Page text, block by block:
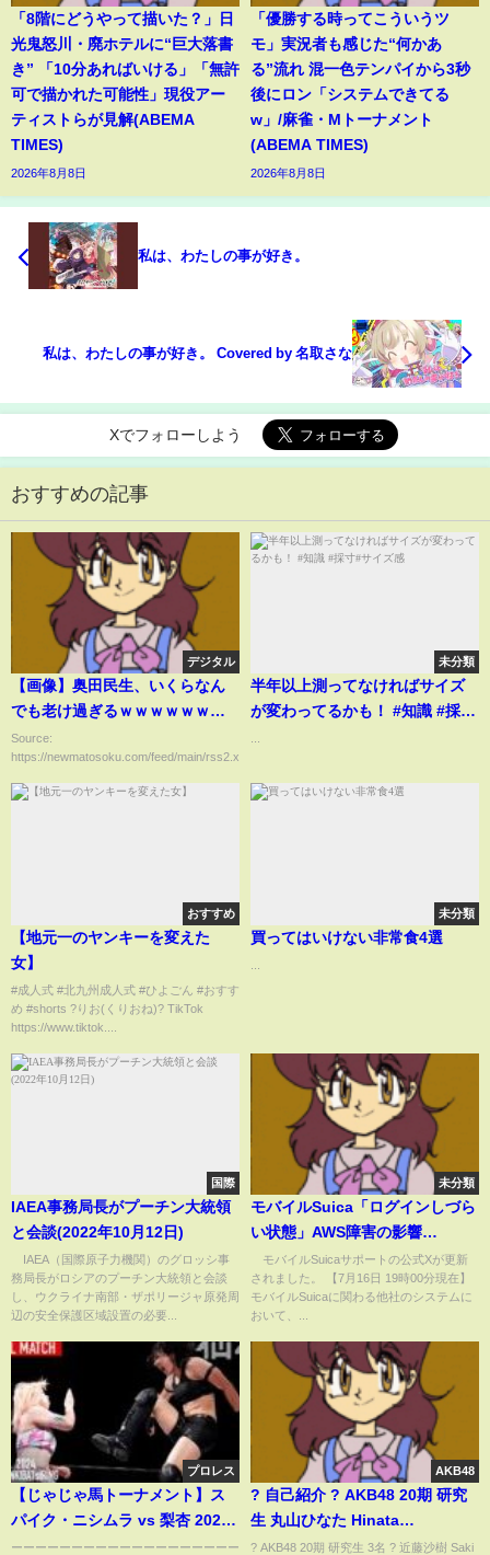
「8階にどうやって描いた？」日
光鬼怒川・廃ホテルに“巨大落書
き” 「10分あればいける」「無許
可で描かれた可能性」現役アー
ティストらが見解(ABEMA
TIMES)
2026年8月8日
「優勝する時ってこういうツ
モ」実況者も感じた“何かあ
る”流れ 混一色テンパイから3秒
後にロン「システムできてる
w」/麻雀・Mトーナメント
(ABEMA TIMES)
2026年8月8日
私は、わたしの事が好き。
私は、わたしの事が好き。 Covered by 名取さな
Xでフォローしよう
おすすめの記事
デジタル
【画像】奥田民生、いくらなん
でも老け過ぎるｗｗｗｗｗｗｗ
ｗｗｗ
Source:
https://newmatosoku.com/feed/main/rss2.xml...
未分類
半年以上測ってなければサイズ
が変わってるかも！ #知識 #採寸
おすすめ
【地元一のヤンキーを変えた
女】
#成人式 #北九州成人式 #ひよごん #おすす
め #shorts ?りお(くりおね)? TikTok
https://www.tiktok....
未分類
買ってはいけない非常食4選
国際
IAEA事務局長がプーチン大統領
と会談(2022年10月12日)
IAEA（国際原子力機関）のグロッシ事
務局長がロシアのプーチン大統領と会談
し、ウクライナ南部・ザポリージャ原発周
辺の安全保護区域設置の必要...
未分類
モバイルSuica「ログインしづら
い状態」AWS障害の影響
(ABEMA TIMES)
モバイルSuicaサポートの公式Xが更新
されました。 【7月16日 19時00分現在】
モバイルSuicaに関わる他社のシステムに
おいて、...
プロレス
【じゃじゃ馬トーナメント】ス
パイク・ニシムラ vs 梨杏 2024
年10月3日新木場1stRING
ーーーーーーーーーーーーーーーーーーー
AKB48
? 自己紹介 ? AKB48 20期 研究
生 丸山ひなた Hinata
Maruyama ? 高校1年生 16歳 ?
? AKB48 20期 研究生 3名 ? 近藤沙樹 Saki